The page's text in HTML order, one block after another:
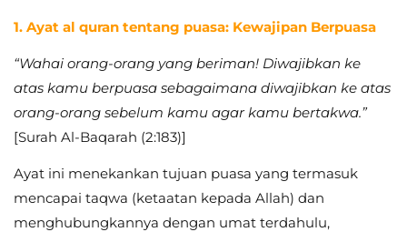
1. Ayat al quran tentang puasa: Kewajipan Berpuasa
“Wahai orang-orang yang beriman! Diwajibkan ke
atas kamu berpuasa sebagaimana diwajibkan ke atas
orang-orang sebelum kamu agar kamu bertakwa.”
[Surah Al-Baqarah (2:183)]
Ayat ini menekankan tujuan puasa yang termasuk
mencapai taqwa (ketaatan kepada Allah) dan
menghubungkannya dengan umat terdahulu,